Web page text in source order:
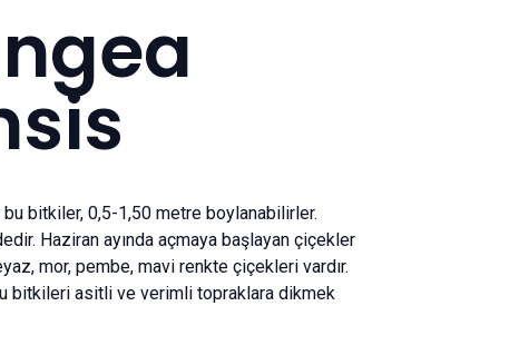
bu bitkiler, 0,5-1,50 metre boylanabilirler.
Haziran ayında açmaya başlayan çiçekler
mor, pembe, mavi renkte çiçekleri vardır.
bitkileri asitli ve verimli topraklara dikmek